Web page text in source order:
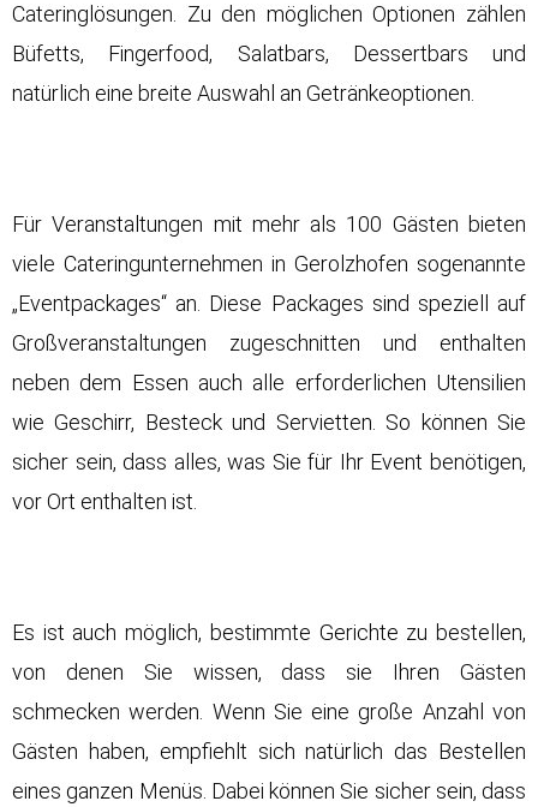
Cateringlösungen. Zu den möglichen Optionen zählen
Büfetts, Fingerfood, Salatbars, Dessertbars und
natürlich eine breite Auswahl an Getränkeoptionen.
Für Veranstaltungen mit mehr als 100 Gästen bieten
viele Cateringunternehmen in Gerolzhofen sogenannte
„Eventpackages“ an. Diese Packages sind speziell auf
Großveranstaltungen zugeschnitten und enthalten
neben dem Essen auch alle erforderlichen Utensilien
wie Geschirr, Besteck und Servietten. So können Sie
sicher sein, dass alles, was Sie für Ihr Event benötigen,
vor Ort enthalten ist.
Es ist auch möglich, bestimmte Gerichte zu bestellen,
von denen Sie wissen, dass sie Ihren Gästen
schmecken werden. Wenn Sie eine große Anzahl von
Gästen haben, empfiehlt sich natürlich das Bestellen
eines ganzen Menüs. Dabei können Sie sicher sein, dass